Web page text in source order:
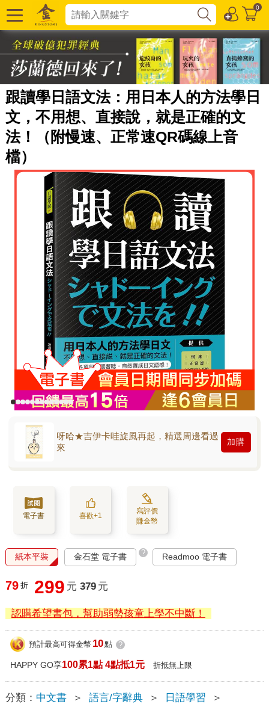
0
跟讀學日語文法：用日本人的方法學日
文，不用想、直接說，就是正確的文
法！（附慢速、正常速QR碼線上音
檔）
呀哈★吉伊卡哇旋風再起，精選周邊看過
來
加購
電子書 喜歡+1
寫評價
賺金幣
紙本平裝 金石堂 電子書 ? Readmoo 電子書
79 折 299 元 379 元
認購希望書包，幫助弱勢孩童上學不中斷！
預計最高可得金幣 10點 ?
HAPPY GO享100累1點 4點抵1元 折抵無上限
分類： 中文書 ＞ 語言/字辭典 ＞ 日語學習
＞